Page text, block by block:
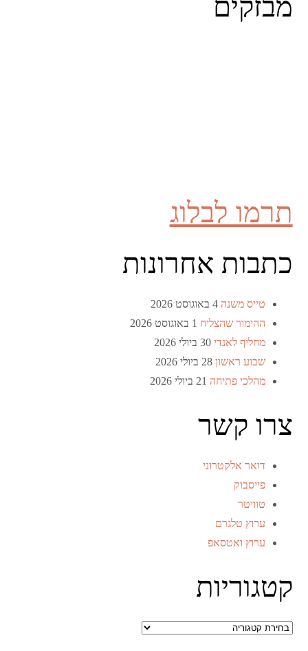
מבזקים
תרמו לבלוג
כתבות אחרונות
טייס משנה 4 באוגוסט 2026
ההימור שהצליח 1 באוגוסט 2026
מחליף לאנדי 30 ביולי 2026
שבוע ראשון 28 ביולי 2026
מהלכי פתיחה 21 ביולי 2026
צרו קשר
דואר אלקטרוני
פייסבוק
טוויטר
ערוץ טלגרם
ערוץ ואטסאפ
קטגוריות
קטגוריות